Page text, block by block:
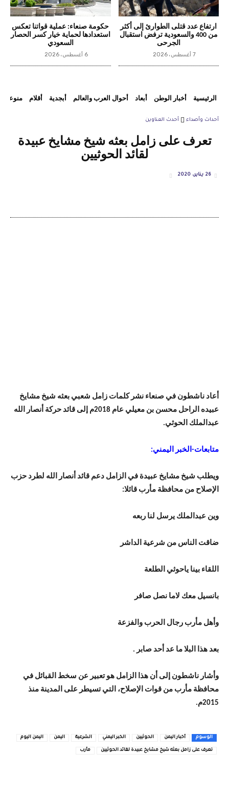
ارتفاع عدد قتلى الطوارئ إلى أكثر
من 400 والسعودية ترفض استقبال
الجرحى
7 أغسطس، 2026
حكومة صنعاء: عملية قواتنا تعكس
استعدادها لحماية خيار كسر الحصار
السعودي
6 أغسطس، 2026